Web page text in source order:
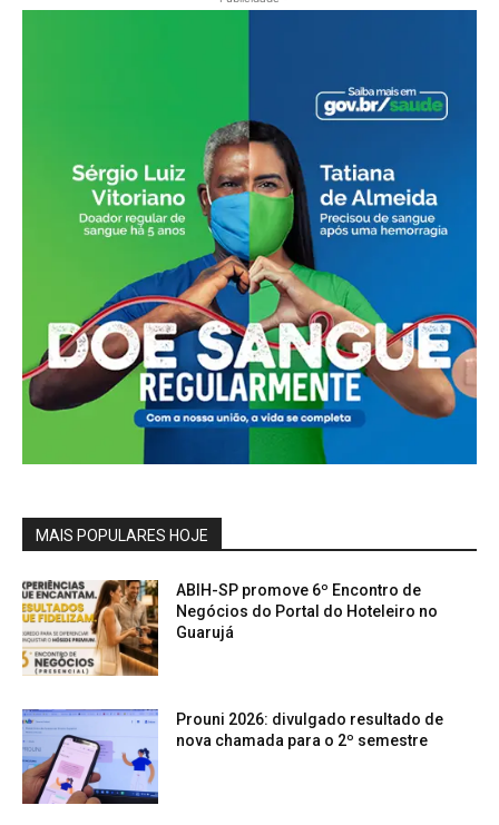
MAIS POPULARES HOJE
ABIH-SP promove 6º Encontro de
Negócios do Portal do Hoteleiro no
Guarujá
Prouni 2026: divulgado resultado de
nova chamada para o 2º semestre